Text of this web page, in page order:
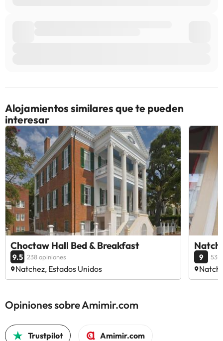
Alojamientos similares que te pueden
interesar
Choctaw Hall Bed & Breakfast
9.5 238 opiniones
Natchez, Estados Unidos
9 53
Opiniones sobre Amimir.com
Trustpilot Amimir.com